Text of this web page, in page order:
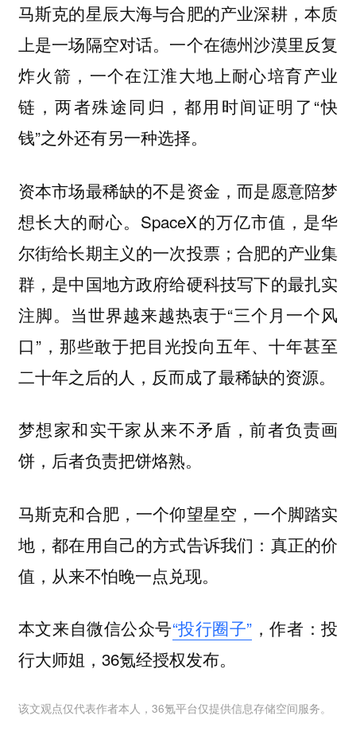
马斯克的星辰大海与合肥的产业深耕，本质
上是一场隔空对话。一个在德州沙漠里反复
炸火箭，一个在江淮大地上耐心培育产业
链，两者殊途同归，都用时间证明了“快
钱”之外还有另一种选择。
资本市场最稀缺的不是资金，而是愿意陪梦
想长大的耐心。 SpaceX的万亿市值，是华
尔街给长期主义的一次投票；合肥的产业集
群，是中国地方政府给硬科技写下的最扎实
注脚。当世界越来越热衷于“三个月一个风
口”，那些敢于把目光投向五年、十年甚至
二十年之后的人，反而成了最稀缺的资源。
梦想家和实干家从来不矛盾，前者负责画
饼，后者负责把饼烙熟。
马斯克和合肥，一个仰望星空，一个脚踏实
地，都在用自己的方式告诉我们： 真正的价
值，从来不怕晚一点兑现。
本文来自微信公众号“投行圈子” ，作者：投
行大师姐，36氪经授权发布。
该文观点仅代表作者本人，36氪平台仅提供信息存储空间服务。